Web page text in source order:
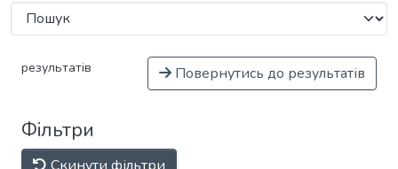
результатів Повернутись до результатів
Фільтри